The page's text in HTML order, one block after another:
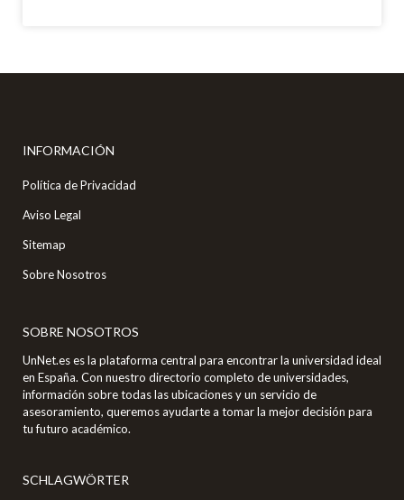
INFORMACIÓN
Política de Privacidad
Aviso Legal
Sitemap
Sobre Nosotros
SOBRE NOSOTROS
UnNet.es es la plataforma central para encontrar la universidad ideal
en España. Con nuestro directorio completo de universidades,
información sobre todas las ubicaciones y un servicio de
asesoramiento, queremos ayudarte a tomar la mejor decisión para
tu futuro académico.
SCHLAGWÖRTER